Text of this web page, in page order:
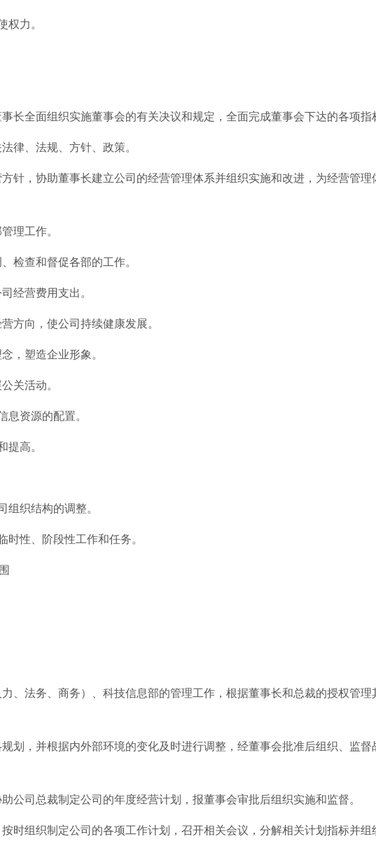
权力。
长全面组织实施董事会的有关决议和规定，全面完成董事会下达的各项指
律、法规、方针、政策。
针，协助董事长建立公司的经营管理体系并组织实施和改进，为经营管理
理工作。
检查和督促各部的工作。
经营费用支出。
方向，使公司持续健康发展。
，塑造企业形象。
关活动。
息资源的配置。
提高。
组织结构的调整。
时性、阶段性工作和任务。
、法务、商务）、科技信息部的管理工作，根据董事长和总裁的授权管理
划，并根据内外部环境的变化及时进行调整，经董事会批准后组织、监督
公司总裁制定公司的年度经营计划，报董事会审批后组织实施和监督。
时组织制定公司的各项工作计划，召开相关会议，分解相关计划指标并组